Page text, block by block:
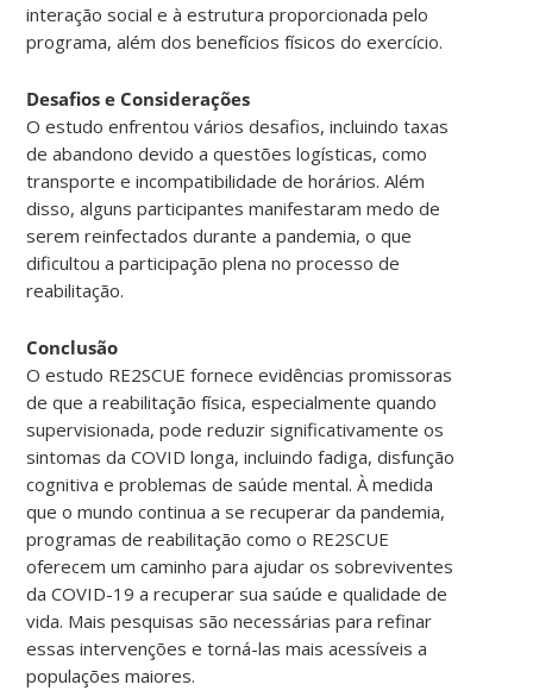
interação social e à estrutura proporcionada pelo
programa, além dos benefícios físicos do exercício.
Desafios e Considerações
O estudo enfrentou vários desafios, incluindo taxas
de abandono devido a questões logísticas, como
transporte e incompatibilidade de horários. Além
disso, alguns participantes manifestaram medo de
serem reinfectados durante a pandemia, o que
dificultou a participação plena no processo de
reabilitação.
Conclusão
O estudo RE2SCUE fornece evidências promissoras
de que a reabilitação física, especialmente quando
supervisionada, pode reduzir significativamente os
sintomas da COVID longa, incluindo fadiga, disfunção
cognitiva e problemas de saúde mental. À medida
que o mundo continua a se recuperar da pandemia,
programas de reabilitação como o RE2SCUE
oferecem um caminho para ajudar os sobreviventes
da COVID-19 a recuperar sua saúde e qualidade de
vida. Mais pesquisas são necessárias para refinar
essas intervenções e torná-las mais acessíveis a
populações maiores.